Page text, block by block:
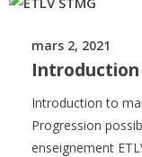
mars 2, 2021
Introduction to
Progression
enseignement